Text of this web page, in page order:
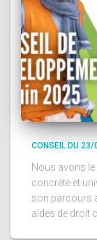
CONSEIL DU
Nous avons le
concrète et
son parcours
aides de droit